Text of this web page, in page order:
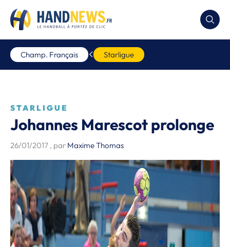
Champ. Français Starligue
STARLIGUE
Johannes Marescot prolonge
26/01/2017 , par Maxime Thomas